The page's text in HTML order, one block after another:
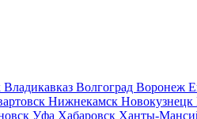
Владикавказ Волгоград Воронеж
Нижнекамск Новокузнецк
Уфа Хабаровск Ханты-